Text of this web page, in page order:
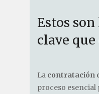
Estos
clave
La contratación
proceso